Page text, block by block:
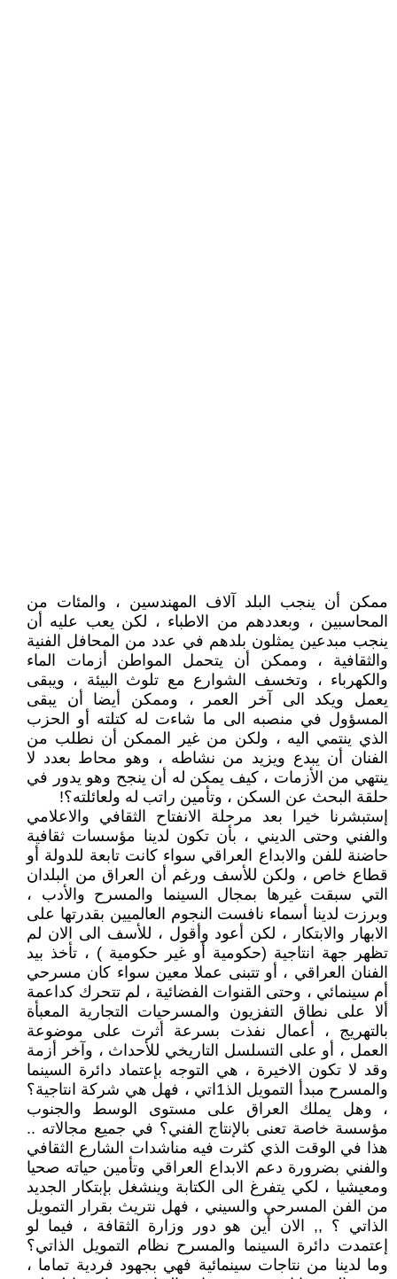
ممكن أن ينجب البلد آلاف المهندسين ، والمئات من
المحاسبين ، وبعددهم من الاطباء ، لكن يعب عليه أن
ينجب مبدعين يمثلون بلدهم في عدد من المحافل الفنية
والثقافية ، وممكن أن يتحمل المواطن أزمات الماء
والكهرباء ، وتخسف الشوارع مع تلوث البيئة ، ويبقى
يعمل ويكد الى آخر العمر ، وممكن أيضا أن يبقى
المسؤول في منصبه الى ما شاءت له كتلته أو الحزب
الذي ينتمي اليه ، ولكن من غير الممكن أن نطلب من
الفنان أن يبدع ويزيد من نشاطه ، وهو محاط بعدد لا
ينتهي من الأزمات ، كيف يمكن له أن ينجح وهو يدور في
حلقة البحث عن السكن ، وتأمين راتب له ولعائلته؟!
إستبشرنا خيرا بعد مرحلة الانفتاح الثقافي والاعلامي
والفني وحتى الديني ، بأن تكون لدينا مؤسسات ثقافية
حاضنة للفن والابداع العراقي سواء كانت تابعة للدولة أو
قطاع خاص ، ولكن للأسف ورغم أن العراق من البلدان
التي سبقت غيرها بمجال السينما والمسرح والأدب ،
وبرزت لدينا أسماء نافست النجوم العالميين بقدرتها على
الابهار والابتكار ، لكن أعود وأقول ، للأسف الى الان لم
تظهر جهة انتاجية (حكومية أو غير حكومية ) ، تأخذ بيد
الفنان العراقي ، أو تتبنى عملا معين سواء كان مسرحي
أم سينمائي ، وحتى القنوات الفضائية ، لم تتحرك كداعمة
ألا على نطاق التفزيون والمسرحيات التجارية المعبأة
بالتهريج ، أعمال نفذت بسرعة أثرت على موضوعة
العمل ، أو على التسلسل التاريخي للأحداث ، وآخر أزمة
وقد لا تكون الاخيرة ، هي التوجه بإعتماد دائرة السينما
والمسرح مبدأ التمويل الذ1اتي ، فهل هي شركة انتاجية؟
، وهل يملك العراق على مستوى الوسط والجنوب
مؤسسة خاصة تعنى بالإنتاج الفني؟ في جميع مجالاته ..
هذا في الوقت الذي كثرت فيه مناشدات الشارع الثقافي
والفني بضرورة دعم الابداع العراقي وتأمين حياته صحيا
ومعيشيا ، لكي يتفرغ الى الكتابة وينشغل بإبتكار الجديد
من الفن المسرحي والسيني ، فهل نتريث بقرار التمويل
الذاتي ؟ ,, الان أين هو دور وزارة الثقافة ، فيما لو
إعتمدت دائرة السينما والمسرح نظام التمويل الذاتي؟
وما لدينا من نتاجات سينمائية فهي بجهود فردية تماما ،